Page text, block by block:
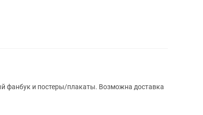
фанбук и постеры/плакаты. Возможна доставка